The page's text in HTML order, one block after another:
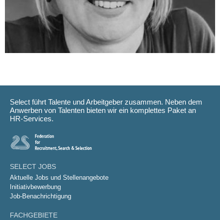
Select führt Talente und Arbeitgeber zusammen. Neben dem
Anwerben von Talenten bieten wir ein komplettes Paket an
HR-Services.
SELECT JOBS
Aktuelle Jobs und Stellenangebote
Initiativbewerbung
Job-Benachrichtigung
FACHGEBIETE